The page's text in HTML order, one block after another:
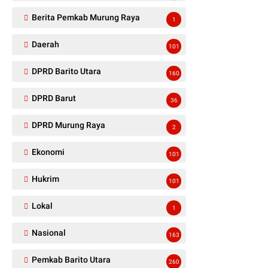
Berita Pemkab Murung Raya 1
Daerah 101
DPRD Barito Utara 160
DPRD Barut 36
DPRD Murung Raya 2
Ekonomi 101
Hukrim 101
Lokal 1
Nasional 163
Pemkab Barito Utara 260